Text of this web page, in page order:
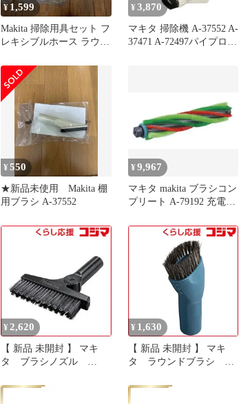
¥1,599
Makita 掃除用具セット フ
レキシブルホース ラウン
¥ 3,870
マキタ 掃除機 A-37552 A-
37471 A-72497パイプロッ
アイボリー makita cl284fd
cl285fd cl286fd クリーナ
ー
¥550
★新品未使用 Makita 棚
用ブラシ A-37552
¥9,967
マキタ makita ブラシコン
プリート A-79192 充電式
ぶらし ブラシ パーツ 部
品 掃除 清掃 そうじ せい
¥ 2,620
【 新品 未開封 】 マキ
タ ブラシノズル
¥ 1,630
【 新品 未開封 】 マキ
タ ラウンドブラシ